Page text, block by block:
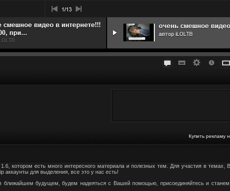
Купить рекламу
котором есть много интересного материала и полезных тем. Для участия в темах,
для выделения, все это у нас есть!
будущем, будем надеяться с Вашей помощью, присоединяйтесь и станем